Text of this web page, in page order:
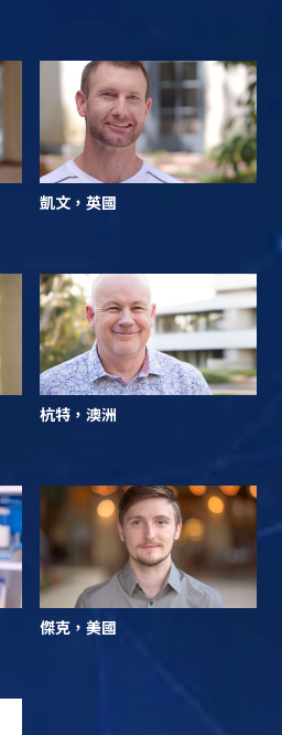
凱文，英國
杭特，澳洲
傑克，美國